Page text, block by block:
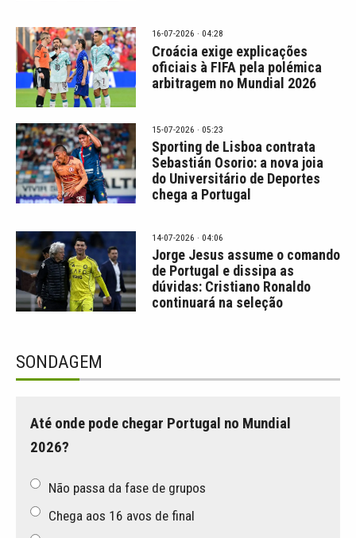
16-07-2026 · 04:28
Croácia exige explicações
oficiais à FIFA pela polémica
arbitragem no Mundial 2026
15-07-2026 · 05:23
Sporting de Lisboa contrata
Sebastián Osorio: a nova joia
do Universitário de Deportes
chega a Portugal
14-07-2026 · 04:06
Jorge Jesus assume o comando
de Portugal e dissipa as
dúvidas: Cristiano Ronaldo
continuará na seleção
SONDAGEM
Até onde pode chegar Portugal no Mundial
2026?
Não passa da fase de grupos
Chega aos 16 avos de final